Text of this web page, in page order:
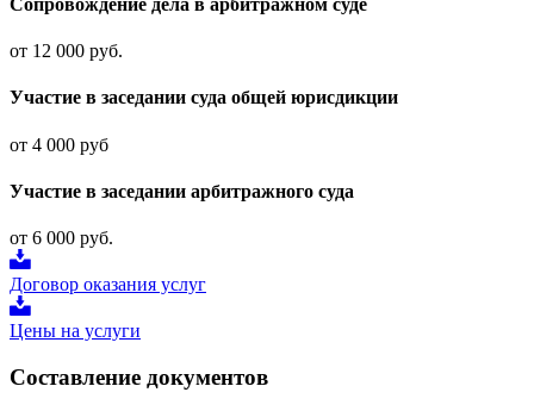
от 12 000 руб.
Участие в заседании суда общей юрисдикции
от 4 000 руб
Участие в заседании арбитражного суда
от 6 000 руб.
Договор оказания услуг
Цены на услуги
Составление документов